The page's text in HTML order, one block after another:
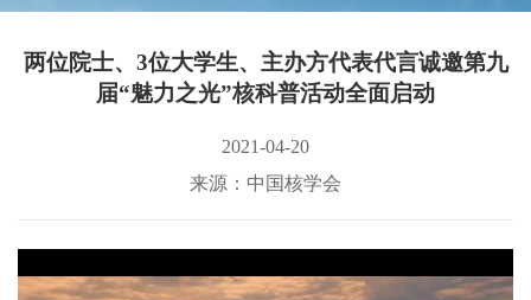
两位院士、3位大学生、主办方代表代言诚邀第九
届“魅力之光”核科普活动全面启动
2021-04-20
来源：中国核学会